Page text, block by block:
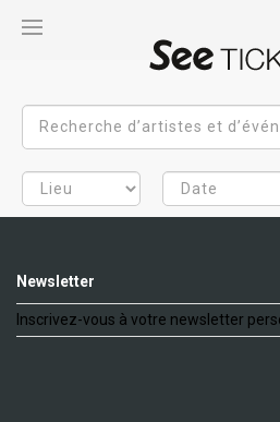
Newsletter
Inscrivez-vous à votre newsletter